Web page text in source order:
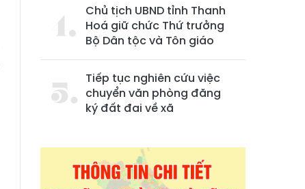
Chủ tịch UBND tỉnh Thanh
Hoá giữ chức Thứ trưởng
Bộ Dân tộc và Tôn giáo
Tiếp tục nghiên cứu việc
chuyển văn phòng đăng
ký đất đai về xã